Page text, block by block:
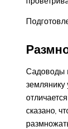
Садоводы
землянику
сказано,